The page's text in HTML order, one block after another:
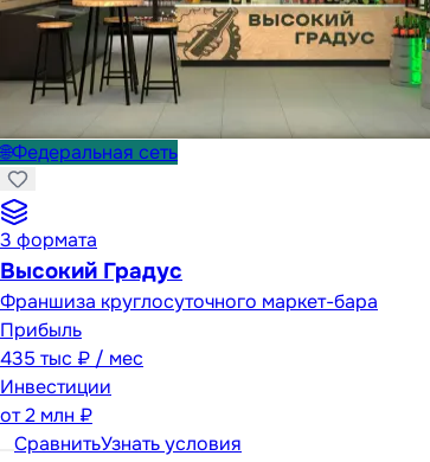
🌐Федеральная сеть
3 формата
Высокий Градус
Франшиза круглосуточного маркет-бара
Прибыль
435 тыс ₽ / мес
Инвестиции
от2 млн ₽
СравнитьУзнать условия